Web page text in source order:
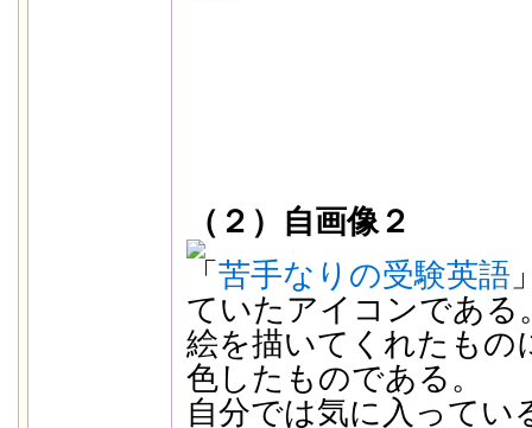
（２）自画像２
「 苦手なりの受験英語
ていたアイコンである
絵を描いてくれたもの
色したものである。
自分では気に入ってい